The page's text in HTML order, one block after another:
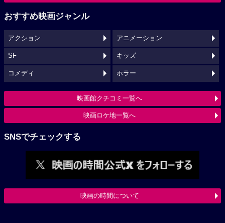
おすすめ映画ジャンル
アクション アニメーション
SF キッズ
コメディ ホラー
映画館クチコミ一覧へ
映画ロケ地一覧へ
SNSでチェックする
映画の時間について